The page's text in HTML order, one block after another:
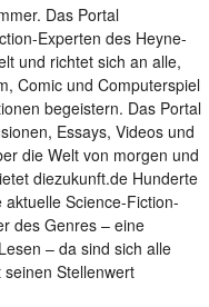
Das Portal
Experten des Heyne-
und richtet sich an alle,
Comic und Computerspiel
begeistern. Das Portal
Essays, Videos und
die Welt von morgen und
diezukunft.de Hunderte
Science-Fiction-
des Genres – eine
– da sind sich alle
Stellenwert